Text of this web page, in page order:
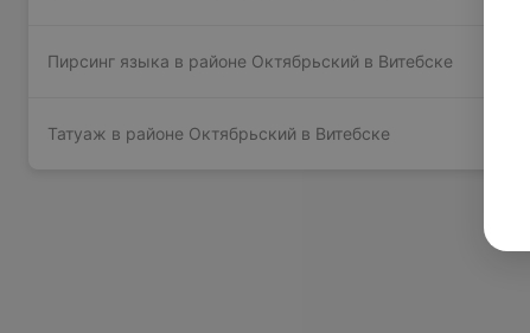
Пирсинг языка в районе Октябрьский в Витебске
Татуаж в районе Октябрьский в Витебске